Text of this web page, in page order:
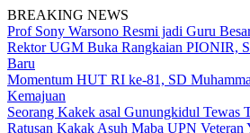
BREAKING NEWS
Prof Sony Warsono Resmi jadi Guru
Rektor UGM Buka Rangkaian PIONIR,
Baru
Momentum HUT RI ke-81, SD
Kemajuan
Seorang Kakek asal Gunungkidul Tewas
Ratusan Kakak Asuh Maba UPN Veteran